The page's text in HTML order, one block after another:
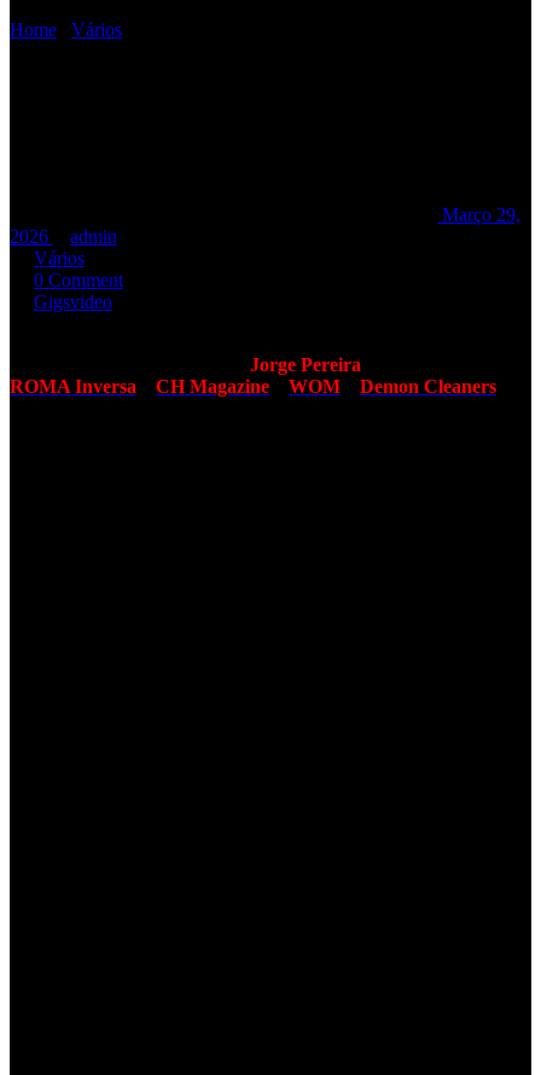
Home
Vários
Março 29,
2026
admin
Vários
0 Comment
Gigsvideo
Jorge Pereira
ROMA Inversa
CH Magazine WOM Demon Cleaners